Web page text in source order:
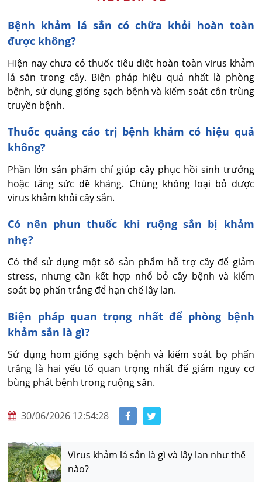
Bệnh khảm lá sắn có chữa khỏi hoàn toàn
được không?
Hiện nay chưa có thuốc tiêu diệt hoàn toàn virus khảm
lá sắn trong cây. Biện pháp hiệu quả nhất là phòng
bệnh, sử dụng giống sạch bệnh và kiểm soát côn trùng
truyền bệnh.
Thuốc quảng cáo trị bệnh khảm có hiệu quả
không?
Phần lớn sản phẩm chỉ giúp cây phục hồi sinh trưởng
hoặc tăng sức đề kháng. Chúng không loại bỏ được
virus khảm khỏi cây sắn.
Có nên phun thuốc khi ruộng sắn bị khảm
nhẹ?
Có thể sử dụng một số sản phẩm hỗ trợ cây để giảm
stress, nhưng cần kết hợp nhổ bỏ cây bệnh và kiểm
soát bọ phấn trắng để hạn chế lây lan.
Biện pháp quan trọng nhất để phòng bệnh
khảm sắn là gì?
Sử dụng hom giống sạch bệnh và kiểm soát bọ phấn
trắng là hai yếu tố quan trọng nhất để giảm nguy cơ
bùng phát bệnh trong ruộng sắn.
30/06/2026 12:54:28
Virus khảm lá sắn là gì và lây lan như thế
nào?